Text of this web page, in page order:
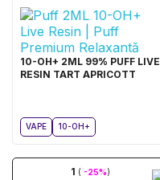
10-OH+ 2ML 99% PUFF LIVE
RESIN TART APRICOTT
VAPE 10-OH+
1 ( -25%)